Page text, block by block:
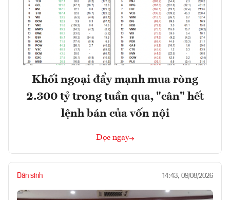
Khối ngoại đẩy mạnh mua ròng
2.300 tỷ trong tuần qua, "cân" hết
lệnh bán của vốn nội
Đọc ngay
Dân sinh 14:43, 09/08/2026